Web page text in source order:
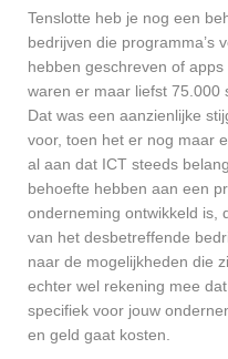
Tenslotte heb je nog een
bedrijven die programma’s
hebben geschreven of
waren er maar liefst 75.000
Dat was een aanzienlijke
voor, toen het er nog maar
al aan dat ICT steeds
behoefte hebben aan een
onderneming ontwikkeld is,
van het desbetreffende
naar de mogelijkheden die
echter wel rekening mee
specifiek voor jouw
en geld gaat kosten.